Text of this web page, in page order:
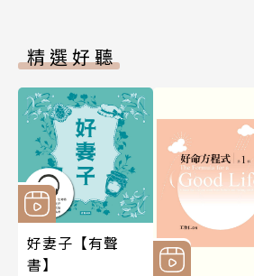
精選好聽
好妻子【有聲
書】